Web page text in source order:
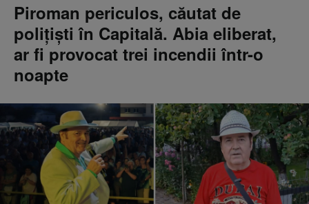
Piroman periculos, căutat de
poliţişti în Capitală. Abia eliberat,
ar fi provocat trei incendii într-o
noapte